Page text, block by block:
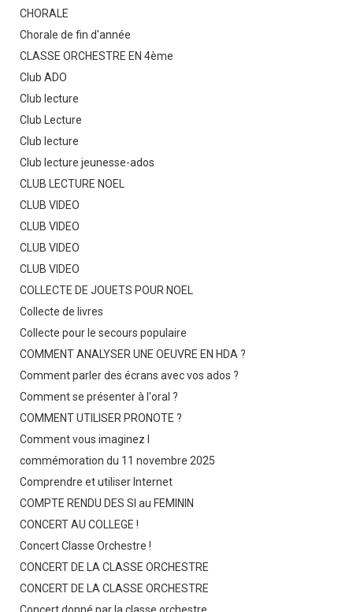
CHORALE
Chorale de fin d'année
CLASSE ORCHESTRE EN 4ème
Club ADO
Club lecture
Club Lecture
Club lecture
Club lecture jeunesse-ados
CLUB LECTURE NOEL
CLUB VIDEO
CLUB VIDEO
CLUB VIDEO
CLUB VIDEO
COLLECTE DE JOUETS POUR NOEL
Collecte de livres
Collecte pour le secours populaire
COMMENT ANALYSER UNE OEUVRE EN HDA ?
Comment parler des écrans avec vos ados ?
Comment se présenter à l'oral ?
COMMENT UTILISER PRONOTE ?
Comment vous imaginez l
commémoration du 11 novembre 2025
Comprendre et utiliser Internet
COMPTE RENDU DES SI au FEMININ
CONCERT AU COLLEGE !
Concert Classe Orchestre !
CONCERT DE LA CLASSE ORCHESTRE
CONCERT DE LA CLASSE ORCHESTRE